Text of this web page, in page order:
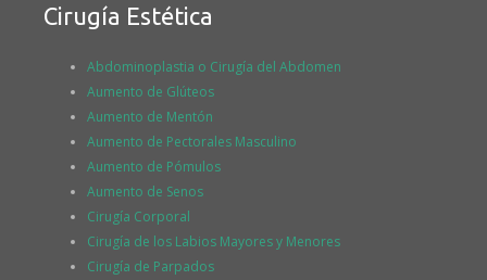
Cirugía Estética
Abdominoplastia o Cirugía del Abdomen
Aumento de Glúteos
Aumento de Mentón
Aumento de Pectorales Masculino
Aumento de Pómulos
Aumento de Senos
Cirugía Corporal
Cirugía de los Labios Mayores y Menores
Cirugía de Parpados